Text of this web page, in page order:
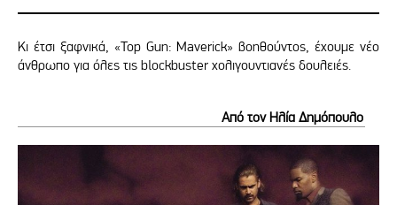
Κι έτσι ξαφνικά, «Top Gun: Maverick» βοηθούντος, έχουμε νέο
άνθρωπο για όλες τις blockbuster χολιγουντιανές δουλειές.
Από τον Ηλία Δημόπουλο